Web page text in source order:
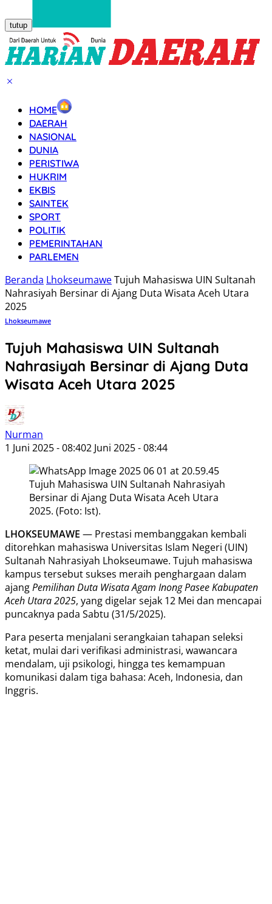
tutup
HOME
DAERAH
NASIONAL
DUNIA
PERISTIWA
HUKRIM
EKBIS
SAINTEK
SPORT
POLITIK
PEMERINTAHAN
PARLEMEN
Beranda LhokseumaweTujuh Mahasiswa UIN Sultanah
Nahrasiyah Bersinar di Ajang Duta Wisata Aceh Utara
2025
Lhokseumawe
Tujuh Mahasiswa UIN Sultanah
Nahrasiyah Bersinar di Ajang Duta
Wisata Aceh Utara 2025
Nurman
1 Juni 2025 - 08:402 Juni 2025 - 08:44
Tujuh Mahasiswa UIN Sultanah Nahrasiyah
Bersinar di Ajang Duta Wisata Aceh Utara
2025. (Foto: Ist).
LHOKSEUMAWE — Prestasi membanggakan kembali
ditorehkan mahasiswa Universitas Islam Negeri (UIN)
Sultanah Nahrasiyah Lhokseumawe. Tujuh mahasiswa
kampus tersebut sukses meraih penghargaan dalam
ajangPemilihan Duta Wisata Agam Inong Pasee Kabupaten
Aceh Utara 2025, yang digelar sejak 12 Mei dan mencapai
puncaknya pada Sabtu (31/5/2025).
Para peserta menjalani serangkaian tahapan seleksi
ketat, mulai dari verifikasi administrasi, wawancara
mendalam, uji psikologi, hingga tes kemampuan
komunikasi dalam tiga bahasa: Aceh, Indonesia, dan
Inggris.